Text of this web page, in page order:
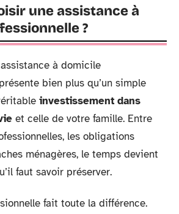
une assistance à
?
à domicile
bien plus qu’un simple
investissement dans
et celle de votre famille. Entre
les obligations
ménagères, le temps devient
faut savoir préserver.
fait toute la différence.